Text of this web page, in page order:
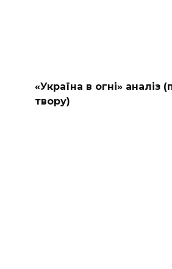
«Україна в огні» аналіз
твору)